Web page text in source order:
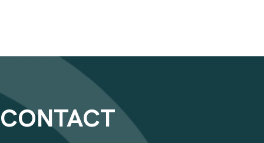
CONTACT